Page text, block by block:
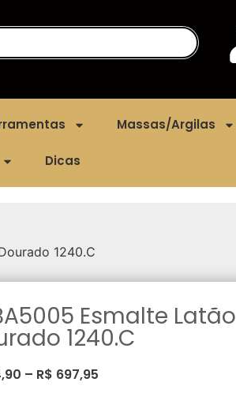
Massas/Argilas
Dicas
1240.C
Esmalte Latão
1240.C
– R$ 697,95